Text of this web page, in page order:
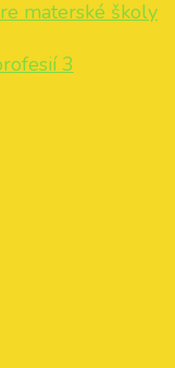
materské školy
3